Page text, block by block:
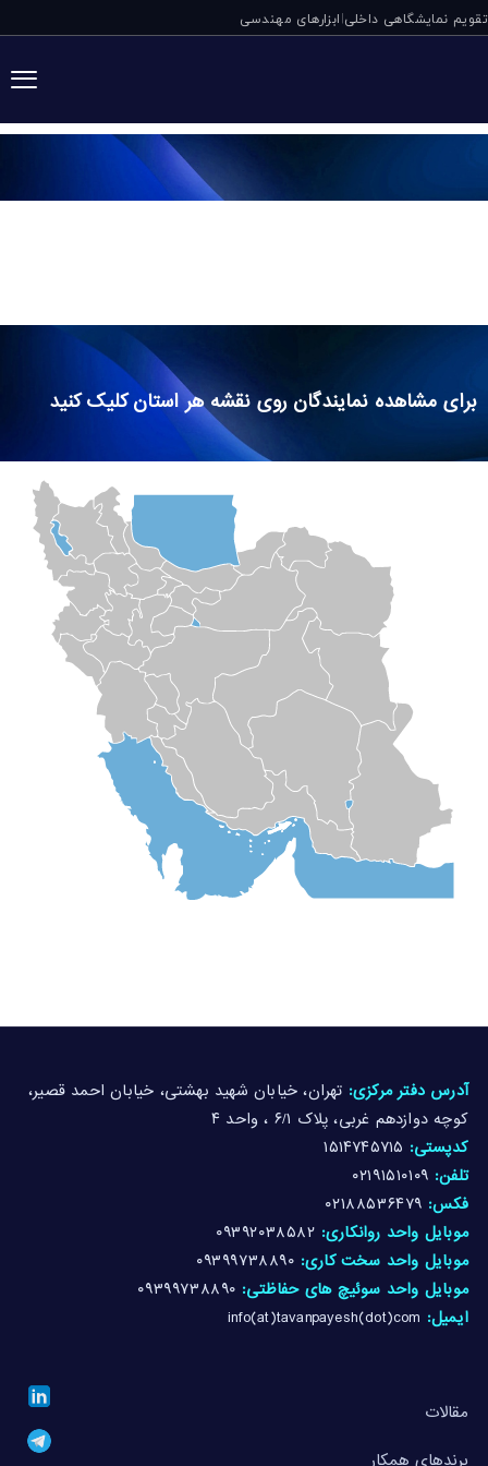
تقویم نمایشگاهی داخلی|ابزارهای مهندسی
لیست نمایندگی
نمایندگان
برای مشاهده نمایندگان روی نقشه هر استان کلیک کنید
مقالات
آدرس دفتر مرکزی: تهران، خیابان شهید بهشتی، خیابان احمد قصیر،
کوچه دوازدهم غربی، پلاک ۶/۱ ، واحد ۴
کدپستی: ۱۵۱۴۷۴۵۷۱۵
تلفن: ۰۲۱۹۱۵۱۰۱۰۹
فکس: ۰۲۱۸۸۵۳۶۴۷۹
موبایل واحد روانکاری: ۰۹۳۹۲۰۳۸۵۸۲
موبایل واحد سخت کاری: ۰۹۳۹۹۷۳۸۸۹۰
موبایل واحد سوئیچ های حفاظتی: ۰۹۳۹۹۷۳۸۸۹۰
ایمیل: info(at)tavanpayesh(dot)com